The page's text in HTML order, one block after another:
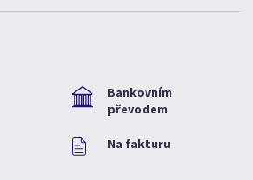
Bankovním
převodem
Na fakturu